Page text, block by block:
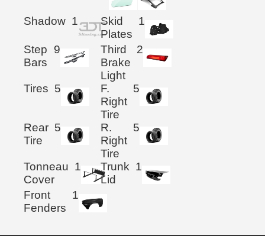
Shadow 1
Skid
Plates
1
Step
Bars
9
Third
Brake
Light
2
Tires 5
F.
Right
Tire
5
Rear
Tire
5
R.
Right
Tire
5
Tonneau
Cover
1
Trunk
Lid
1
Front
Fenders
1